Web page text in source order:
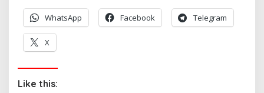
WhatsApp Facebook Telegram
X
Like this: